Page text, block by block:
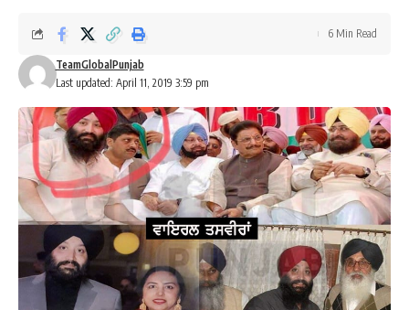
Last updated: April 11, 2019 3:59 pm
TeamGlobalPunjab
6 Min Read